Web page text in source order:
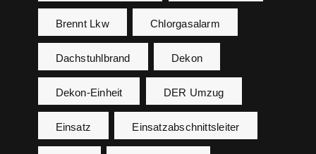
Brennt Lkw Chlorgasalarm
Dachstuhlbrand Dekon
Dekon-Einheit DER Umzug
Einsatz Einsatzabschnittsleiter